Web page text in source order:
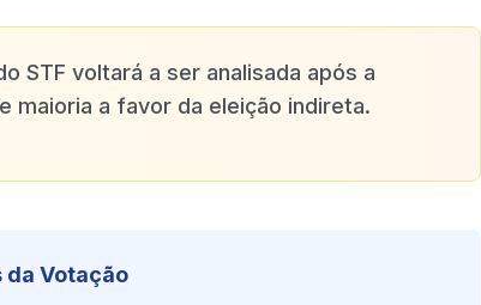
STF voltará a ser analisada após a
maioria a favor da eleição indireta.
da Votação